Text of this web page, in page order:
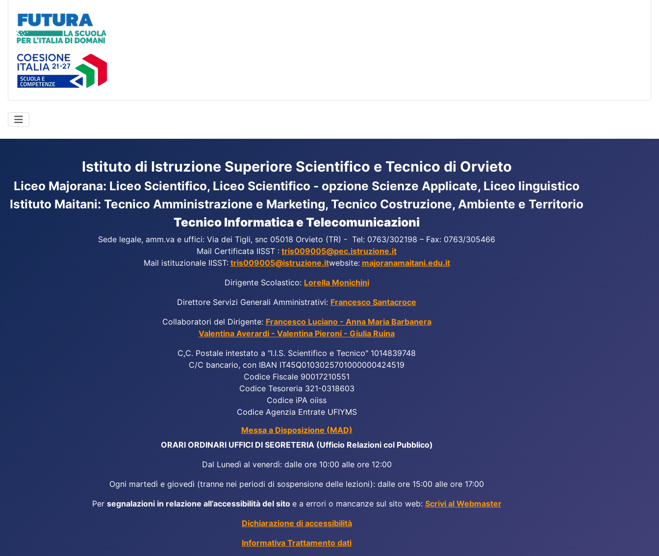
Istituto di Istruzione Superiore Scientifico e Tecnico di Orvieto
Liceo Majorana: Liceo Scientifico, Liceo Scientifico - opzione Scienze Applicate, Liceo linguistico
Istituto Maitani: Tecnico Amministrazione e Marketing, Tecnico Costruzione, Ambiente e Territorio
Tecnico Informatica e Telecomunicazioni
Sede legale, amm.va e uffici: Via dei Tigli, snc 05018 Orvieto (TR) - Tel: 0763/302198 – Fax: 0763/305466
Mail Certificata IISST : tris009005@pec.istruzione.it
Mail istituzionale IISST: tris009005@istruzione.itwebsite: majoranamaitani.edu.it
Dirigente Scolastico: Lorella Monichini
Direttore Servizi Generali Amministrativi: Francesco Santacroce
Collaboratori del Dirigente: Francesco Luciano - Anna Maria Barbanera
Valentina Averardi - Valentina Pieroni - Giulia Ruina
C.C. Postale intestato a "I.I.S. Scientifico e Tecnico" 1014839748
C/C bancario, con IBAN IT45Q0103025701000000424519
Codice Fiscale 90017210551
Codice Tesoreria 321-0318603
Codice iPA oiiss
Codice Agenzia Entrate UFIYMS
Messa a Disposizione (MAD)
ORARI ORDINARI UFFICI DI SEGRETERIA (Ufficio Relazioni col Pubblico)
Dal Lunedì al venerdì: dalle ore 10:00 alle ore 12:00
Ogni martedì e giovedì (tranne nei periodi di sospensione delle lezioni): dalle ore 15:00 alle ore 17:00
Per segnalazioni in relazione all’accessibilità del sito e a errori o mancanze sul sito web: Scrivi al Webmaster
Dichiarazione di accessibilità
Informativa Trattamento dati